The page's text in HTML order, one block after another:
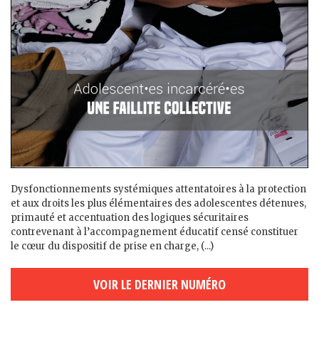
Dysfonctionnements systémiques attentatoires à la protection
et aux droits les plus élémentaires des adolescent·es détenu·es,
primauté et accentuation des logiques sécuritaires
contrevenant à l’accompagnement éducatif censé constituer
le cœur du dispositif de prise en charge, (...)
VOIR LE DERNIER NUMÉRO